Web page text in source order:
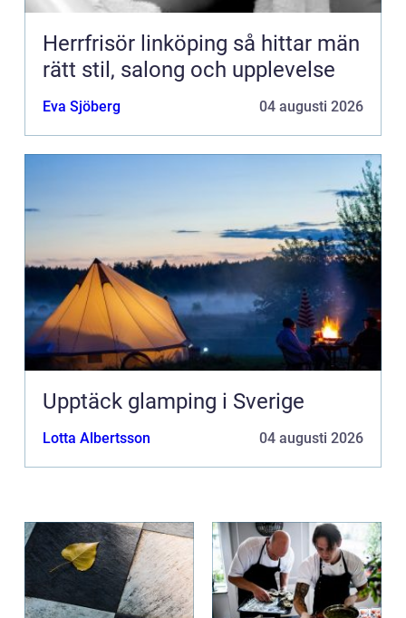
Herrfrisör linköping så hittar män
rätt stil, salong och upplevelse
Eva Sjöberg 04 augusti 2026
Upptäck glamping i Sverige
Lotta Albertsson 04 augusti 2026